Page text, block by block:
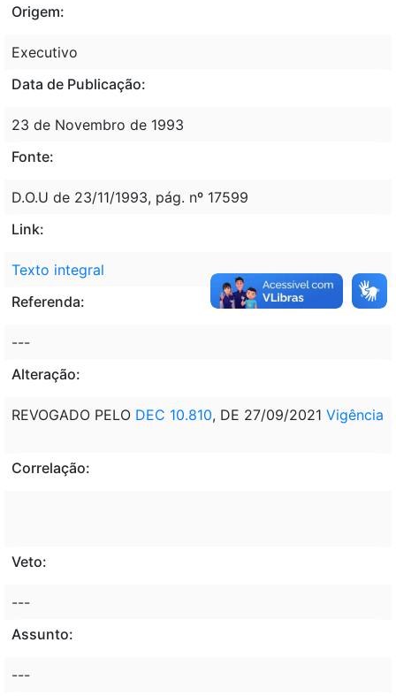
Origem:
Executivo
Data de Publicação:
23 de Novembro de 1993
Fonte:
D.O.U de 23/11/1993, pág. nº 17599
Link:
Texto integral
Referenda:
---
Alteração:
REVOGADO PELO DEC 10.810, DE 27/09/2021 Vigência
Correlação:
Veto:
---
Assunto:
---